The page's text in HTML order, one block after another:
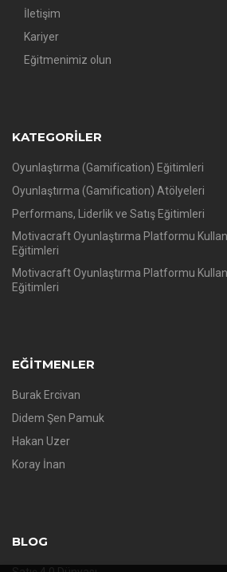
İletişim
Kariyer
Eğitmenimiz olun
KATEGORILER
Oyunlaştırma (Gamification) Eğitimleri
Oyunlaştırma (Gamification) Atölyeleri
Performans, Liderlik ve Satış Eğitimleri
Motivacraft Oyunlaştırma Platformu
Eğitimleri
Motivacraft Oyunlaştırma Platformu
Eğitimleri
EĞITMENLER
Burak Ercivan
Didem Şen Pamuk
Hakan Uzer
Koray İnan
BLOG